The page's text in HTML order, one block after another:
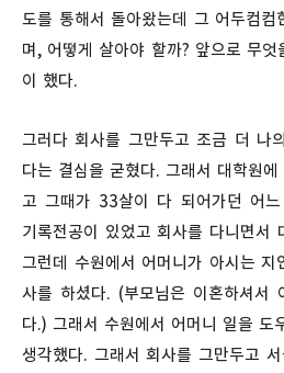
도를 통해서 돌아왔는데 그 어두컴컴
며, 어떻게 살아야 할까? 앞으로 무
이 했다.
그러다 회사를 그만두고 조금 더 나
다는 결심을 굳혔다. 그래서 대학원
고 그때가 33살이 다 되어가던 어느
기록전공이 있었고 회사를 다니면서
그런데 수원에서 어머니가 아시는
사를 하셨다. (부모님은 이혼하셔서
다.) 그래서 수원에서 어머니 일을 도
생각했다. 그래서 회사를 그만두고